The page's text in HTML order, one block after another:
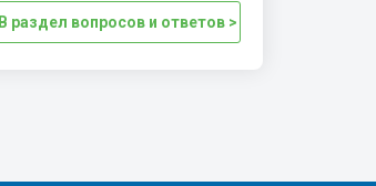
В раздел вопросов и ответов >